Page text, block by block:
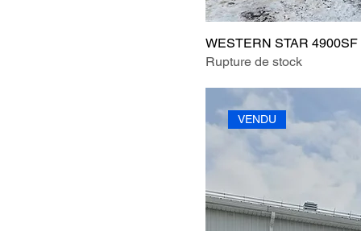
WESTERN STAR 4900SF
Rupture de stock
VENDU